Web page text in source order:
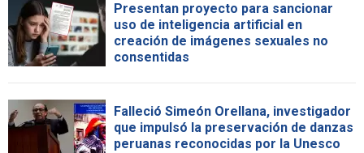
Presentan proyecto para sancionar
uso de inteligencia artificial en
creación de imágenes sexuales no
consentidas
Falleció Simeón Orellana, investigador
que impulsó la preservación de danzas
peruanas reconocidas por la Unesco